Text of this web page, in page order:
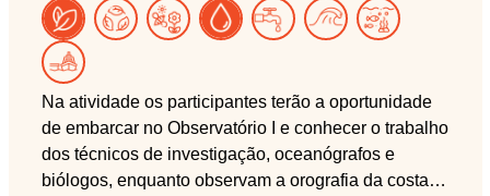
Na atividade os participantes terão a oportunidade
de embarcar no Observatório I e conhecer o trabalho
dos técnicos de investigação, oceanógrafos e
biólogos, enquanto observam a orografia da costa